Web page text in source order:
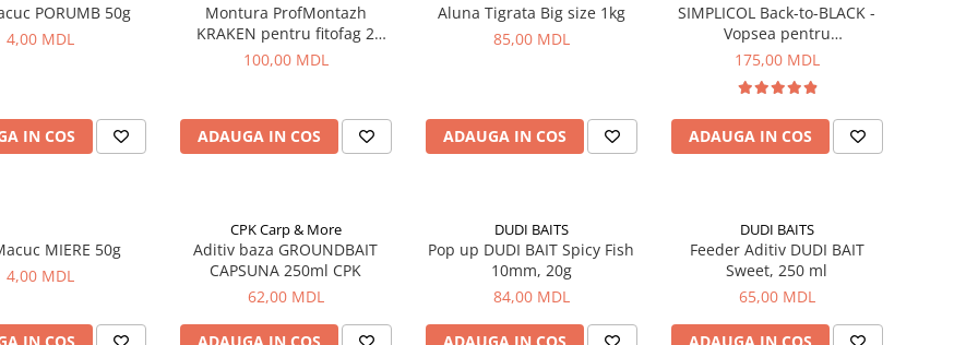
PORUMB 50g
4,00 MDL
IN COS
Montura ProfMontazh
KRAKEN pentru fitofag 2
carlige
100,00 MDL
ADAUGA IN COS
Aluna Tigrata Big size 1kg
85,00 MDL
ADAUGA IN COS
SIMPLICOL Back-to-BLACK -
Vopsea pentru
reimprospatarea/revigorarea
(negru), 400 g
175,00 MDL
ADAUGA IN COS
MIERE 50g
4,00 MDL
CPK Carp & More
Aditiv baza GROUNDBAIT
CAPSUNA 250ml CPK
62,00 MDL
DUDI BAITS
Pop up DUDI BAIT Spicy Fish
10mm, 20g
84,00 MDL
DUDI BAITS
Feeder Aditiv DUDI BAIT
Sweet, 250 ml
65,00 MDL